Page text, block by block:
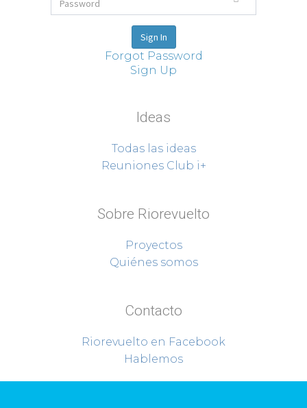
Forgot Password
Sign Up
Ideas
Todas las ideas
Reuniones Club i+
Sobre Riorevuelto
Proyectos
Quiénes somos
Contacto
Riorevuelto en Facebook
Hablemos